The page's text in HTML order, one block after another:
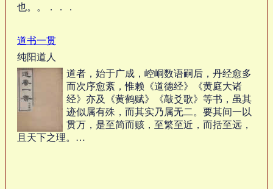
也。。．．．
道书一贯
纯阳道人
道者，始于广成，崆峒数语嗣后，丹经愈多
而次序愈紊，惟赖《道德经》《黄庭大诸
经》亦及《黄鹤赋》《敲爻歌》等书，虽其
迹似属有殊，而其实乃属无二。要其间一以
贯万，是至简而赅，至繁至近，而括至远，
且天下之理。…